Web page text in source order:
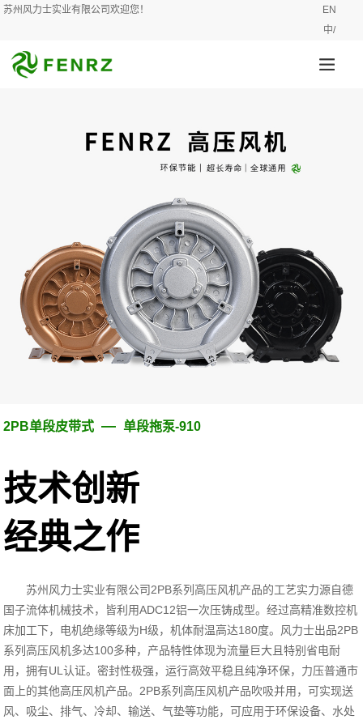
苏州风力士实业有限公司欢迎您！
EN
中/
2PB单段皮带式 — 单段拖泵-910
技术创新
经典之作
苏州风力士实业有限公司2PB系列高压风机产品的工艺实力源自德
国子流体机械技术，皆利用ADC12铝一次压铸成型。经过高精准数控机
床加工下，电机绝缘等级为H级，机体耐温高达180度。风力士出品2PB
系列高压风机多达100多种，产品特性体现为流量巨大且特别省电耐
用，拥有UL认证。密封性极强，运行高效平稳且纯净环保，力压普通市
面上的其他高压风机产品。2PB系列高压风机产品吹吸并用，可实现送
风、吸尘、排气、冷却、输送、气垫等功能，可应用于环保设备、水处